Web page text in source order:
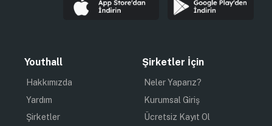
Youthall
Hakkımızda
Yardım
Şirketler
Şirketler İçin
Neler Yaparız?
Kurumsal Giriş
Ücretsiz Kayıt Ol